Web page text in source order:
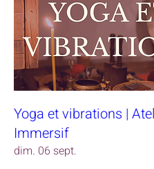
Yoga et vibrations |
Immersif
dim. 06 sept.